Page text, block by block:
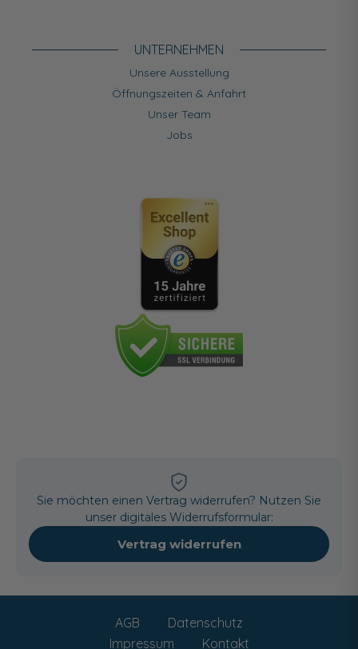
UNTERNEHMEN
Unsere Ausstellung
Öffnungszeiten & Anfahrt
Unser Team
Jobs
Sie möchten einen Vertrag widerrufen? Nutzen Sie
unser digitales Widerrufsformular:
Vertrag widerrufen
AGB
Datenschutz
Impressum
Kontakt